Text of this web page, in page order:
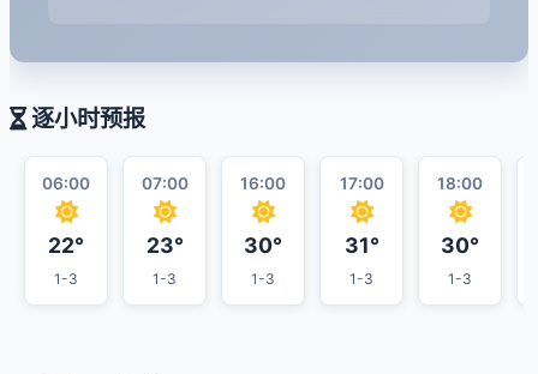
逐小时预报
06:00
22°
1-3
07:00
23°
1-3
16:00
30°
1-3
17:00
31°
1-3
18:00
30°
1-3